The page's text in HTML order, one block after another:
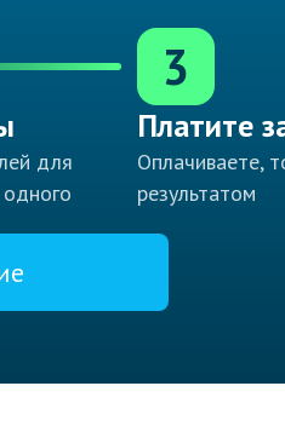
для
3
Платите
Оплачиваете,
результатом